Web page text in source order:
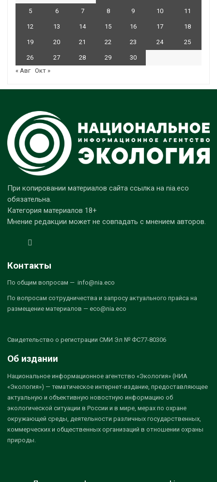
5 6 7 8 9 10 11
12 13 14 15 16 17 18
19 20 21 22 23 24 25
26 27 28 29
30
« Авг Окт »
При копировании материалов сайта ссылка на nia.eco
обязательна.
Категория материалов 18+
Мнение редакции может не совпадать с мнением авторов.
Контакты
По общим вопросам — info@nia.eco
По вопросам сотрудничества и запросу актуального прайса на
размещение материалов — eco@nia.eco
Свидетельство о регистрации СМИ Эл № ФС77-80306
Об издании
Национальное информационное агентство «Экология» (НИА
«Экология») — тематическое интернет-издание, предоставляющее
актуальную и объективную новостную информацию об
экологической ситуации в России и в мире, мерах по охране
окружающей среды, деятельности различных государственных,
коммерческих и общественных организаций в отношении охраны
природы.